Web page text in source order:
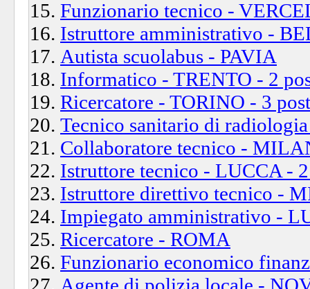
Funzionario tecnico -
Istruttore amministrativo -
Autista scuolabus - PAVIA
Informatico - TRENTO - 2
Ricercatore - TORINO - 3
Tecnico sanitario di
Collaboratore tecnico -
Istruttore tecnico - LUCCA -
Istruttore direttivo tecnico -
Impiegato amministrativo -
Ricercatore - ROMA
Funzionario economico